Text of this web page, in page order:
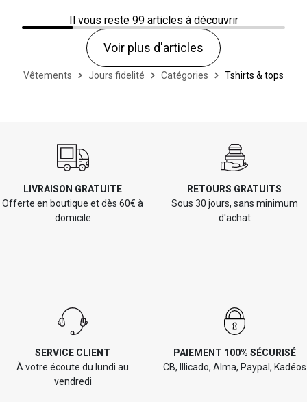
Il vous reste 99articles à découvrir
Voir plus d'articles
Vêtements Jours fidelité Catégories Tshirts & tops
LIVRAISON GRATUITE
Offerte en boutique et dès 60€ à
domicile
RETOURS GRATUITS
Sous 30 jours, sans minimum
d'achat
SERVICE CLIENT
À votre écoute du lundi au
vendredi
PAIEMENT 100% SÉCURISÉ
CB, Illicado, Alma, Paypal, Kadéos